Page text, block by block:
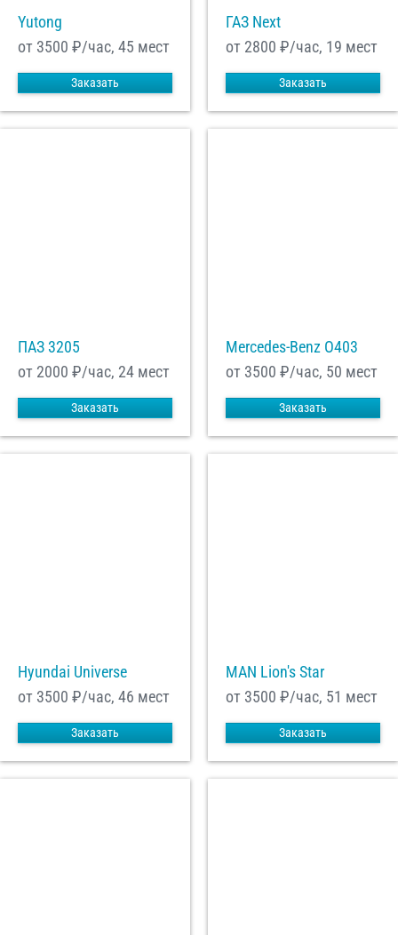
Yutong
от 3500 ₽/час, 45 мест
Заказать
ГАЗ Next
от 2800 ₽/час, 19 мест
Заказать
ПАЗ 3205
от 2000 ₽/час, 24 мест
Заказать
Mercedes-Benz О403
от 3500 ₽/час, 50 мест
Заказать
Hyundai Universe
от 3500 ₽/час, 46 мест
Заказать
MAN Lion's Star
от 3500 ₽/час, 51 мест
Заказать